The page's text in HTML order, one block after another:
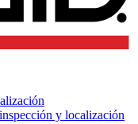
y localización